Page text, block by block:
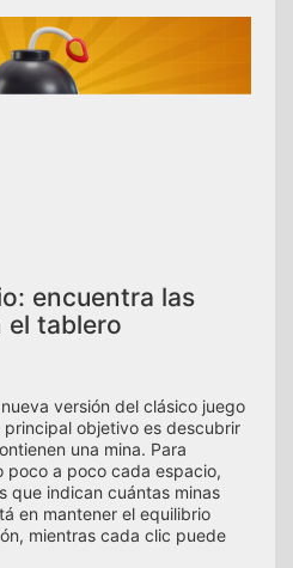
encuentra las
el tablero
versión del clásico juego
objetivo es descubrir
una mina. Para
poco a poco cada espacio,
que indican cuántas minas
en mantener el equilibrio
mientras cada clic puede